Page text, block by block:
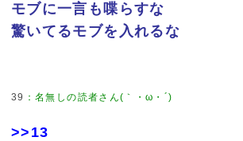
モブに一言も喋らすな
驚いてるモブを入れるな
39 ：名無しの読者さん(｀・ω・´)
>>13